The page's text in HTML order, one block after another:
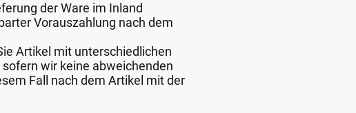
der Ware im Inland
Vorauszahlung nach dem
Artikel mit unterschiedlichen
wir keine abweichenden
Fall nach dem Artikel mit der